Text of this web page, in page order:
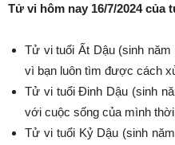
Tử vi hôm nay 16/7/2024 của
Tử vi tuổi Ất Dậu (sinh
vì bạn luôn tìm được cách
Tử vi tuổi Đinh Dậu (sinh
với cuộc sống của mình thời
Tử vi tuổi Kỷ Dậu (sinh